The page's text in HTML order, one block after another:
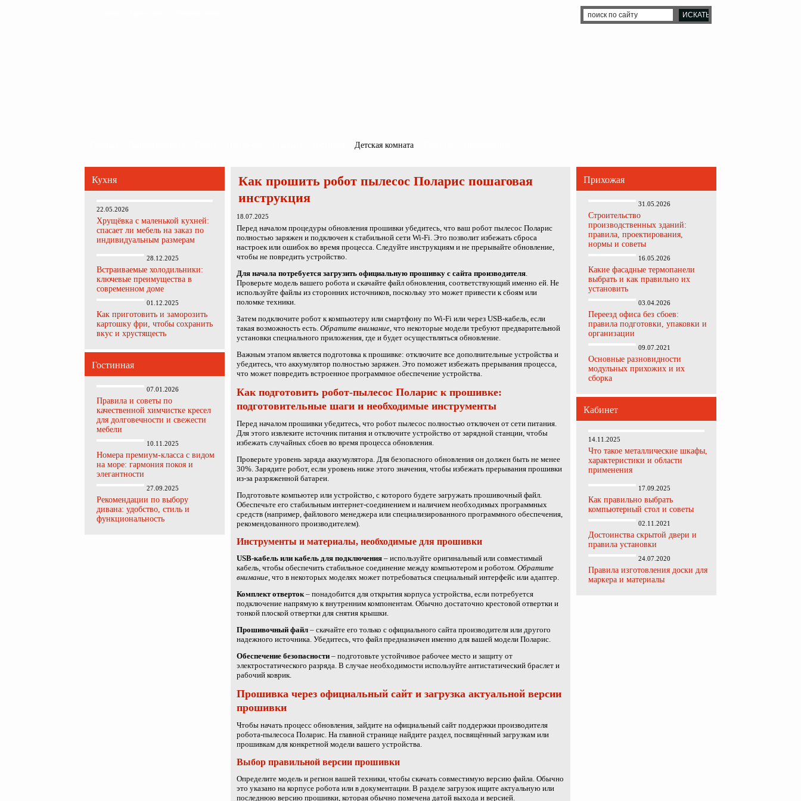
Детская комната
Кухня
22.05.2026
Хрущёвка с маленькой кухней:
спасает ли мебель на заказ по
индивидуальным размерам
28.12.2025
Встраиваемые холодильники:
ключевые преимущества в
современном доме
01.12.2025
Как приготовить и заморозить
картошку фри, чтобы сохранить
вкус и хрустящесть
Гостинная
07.01.2026
Правила и советы по
качественной химчистке кресел
для долговечности и свежести
мебели
10.11.2025
Номера премиум-класса с видом
на море: гармония покоя и
элегантности
27.09.2025
Рекомендации по выбору
дивана: удобство, стиль и
функциональность
Прихожая
31.05.2026
Строительство
производственных зданий:
правила, проектирования,
нормы и советы
16.05.2026
Какие фасадные термопанели
выбрать и как правильно их
установить
03.04.2026
Переезд офиса без сбоев:
правила подготовки, упаковки и
организации
09.07.2021
Основные разновидности
модульных прихожих и их
сборка
Кабинет
14.11.2025
Что такое металлические шкафы,
характеристики и области
применения
17.09.2025
Как правильно выбрать
компьютерный стол и советы
02.11.2021
Достоинства скрытой двери и
правила установки
24.07.2020
Правила изготовления доски для
маркера и материалы
Как прошить робот пылесос Поларис пошаговая
инструкция
18.07.2025
Перед началом процедуры обновления прошивки убедитесь, что ваш робот пылесос Поларис
полностью заряжен и подключен к стабильной сети Wi-Fi. Это позволит избежать сброса
настроек или ошибок во время процесса. Следуйте инструкциям и не прерывайте обновление,
чтобы не повредить устройство.
Для начала потребуется загрузить официальную прошивку с сайта производителя.
Проверьте модель вашего робота и скачайте файл обновления, соответствующий именно ей. Не
используйте файлы из сторонних источников, поскольку это может привести к сбоям или
поломке техники.
Затем подключите робот к компьютеру или смартфону по Wi-Fi или через USB-кабель, если
такая возможность есть. Обратите внимание, что некоторые модели требуют предварительной
установки специального приложения, где и будет осуществляться обновление.
Важным этапом является подготовка к прошивке: отключите все дополнительные устройства и
убедитесь, что аккумулятор полностью заряжен. Это поможет избежать прерывания процесса,
что может повредить встроенное программное обеспечение устройства.
Как подготовить робот-пылесос Поларис к прошивке:
подготовительные шаги и необходимые инструменты
Перед началом прошивки убедитесь, что робот пылесос полностью отключен от сети питания.
Для этого извлеките источник питания и отключите устройство от зарядной станции, чтобы
избежать случайных сбоев во время процесса обновления.
Проверьте уровень заряда аккумулятора. Для безопасного обновления он должен быть не менее
30%. Зарядите робот, если уровень ниже этого значения, чтобы избежать прерывания прошивки
из-за разряженной батареи.
Подготовьте компьютер или устройство, с которого будете загружать прошивочный файл.
Обеспечьте его стабильным интернет-соединением и наличием необходимых программных
средств (например, файлового менеджера или специализированного программного обеспечения,
рекомендованного производителем).
Инструменты и материалы, необходимые для прошивки
USB-кабель или кабель для подключения – используйте оригинальный или совместимый
кабель, чтобы обеспечить стабильное соединение между компьютером и роботом. Обратите
внимание, что в некоторых моделях может потребоваться специальный интерфейс или адаптер.
Комплект отверток– понадобится для открытия корпуса устройства, если потребуется
подключение напрямую к внутренним компонентам. Обычно достаточно крестовой отвертки и
тонкой плоской отвертки для снятия крышки.
Прошивочный файл – скачайте его только с официального сайта производителя или другого
надежного источника. Убедитесь, что файл предназначен именно для вашей модели Поларис.
Обеспечение безопасности – подготовьте устойчивое рабочее место и защиту от
электростатического разряда. В случае необходимости используйте антистатический браслет и
рабочий коврик.
Прошивка через официальный сайт и загрузка актуальной версии
прошивки
Чтобы начать процесс обновления, зайдите на официальный сайт поддержки производителя
робота-пылесоса Поларис. На главной странице найдите раздел, посвящённый загрузкам или
прошивкам для конкретной модели вашего устройства.
Выбор правильной версии прошивки
Определите модель и регион вашей техники, чтобы скачать совместимую версию файла. Обычно
это указано на корпусе робота или в документации. В разделе загрузок ищите актуальную или
последнюю версию прошивки, которая обычно помечена датой выхода и версией.